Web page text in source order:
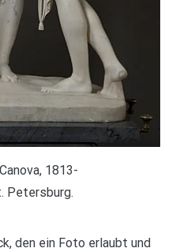
1813-
Petersburg.
den ein Foto erlaubt und